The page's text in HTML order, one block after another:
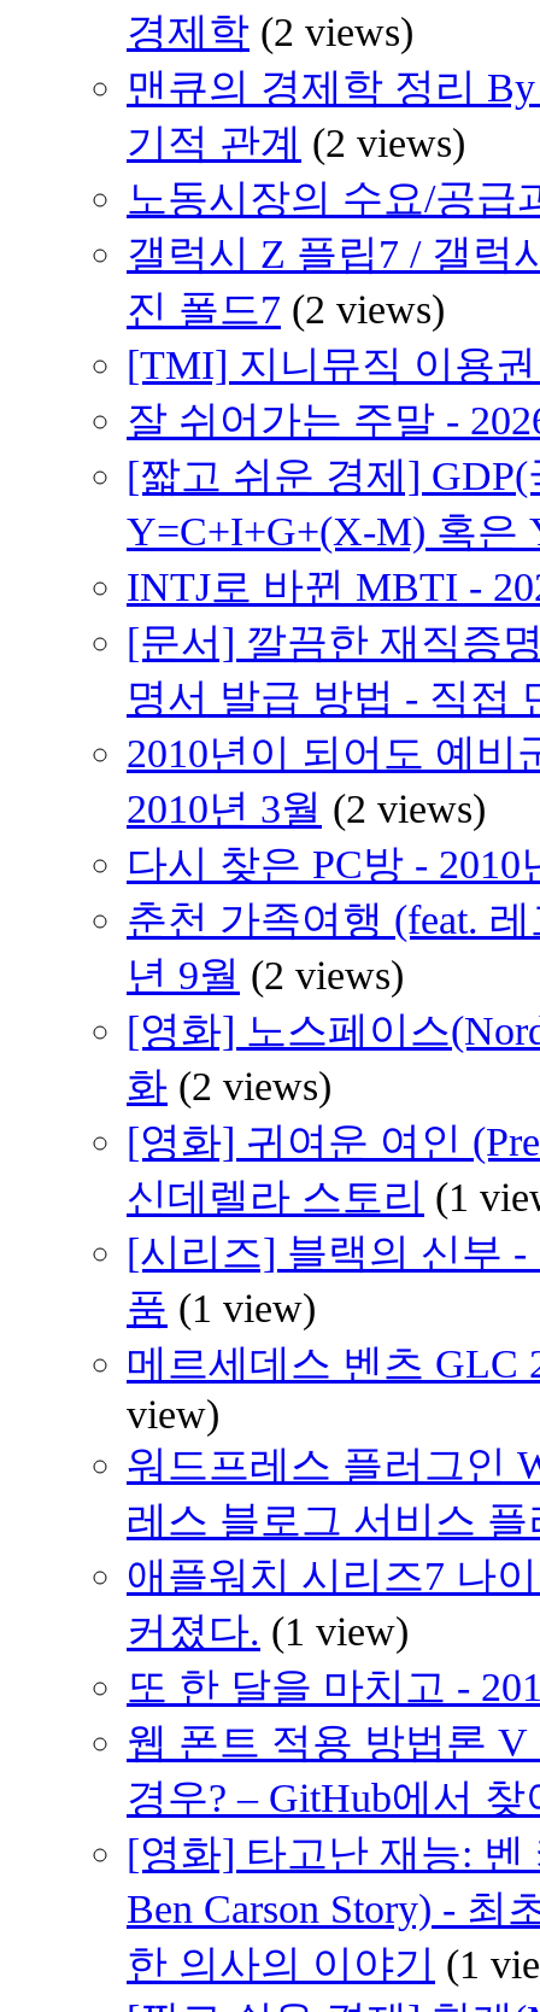
경제학 (2 views)
맨큐의 경제학 정리
기적 관계 (2 views)
노동시장의 수요/공급
갤럭시 Z 플립7 / 갤럭
진 폴드7 (2 views)
[TMI] 지니뮤직 이용
잘 쉬어가는 주말 -
[짧고 쉬운 경제]
Y=C+I+G+(X-M) 혹은
INTJ로 바뀐 MBTI -
[문서] 깔끔한 재직증
명서 발급 방법 - 직접
2010년이 되어도 예비
2010년 3월 (2 views)
다시 찾은 PC방 - 2010
춘천 가족여행 (feat.
년 9월 (2 views)
[영화] 노스페이스
화 (2 views)
[영화] 귀여운 여인
신데렐라 스토리 (1
[시리즈] 블랙의 신부
품 (1 view)
메르세데스 벤츠 GLC
view)
워드프레스 플러그인
레스 블로그 서비스 플
애플워치 시리즈7 나
커졌다. (1 view)
또 한 달을 마치고 -
웹 폰트 적용 방법론
경우? – GitHub에서 찾
[영화] 타고난 재능: 벤
Ben Carson Story) -
한 의사의 이야기
(1